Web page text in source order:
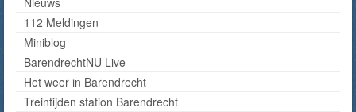
112 Meldingen
Miniblog
BarendrechtNU Live
Het weer in Barendrecht
Treintijden station Barendrecht